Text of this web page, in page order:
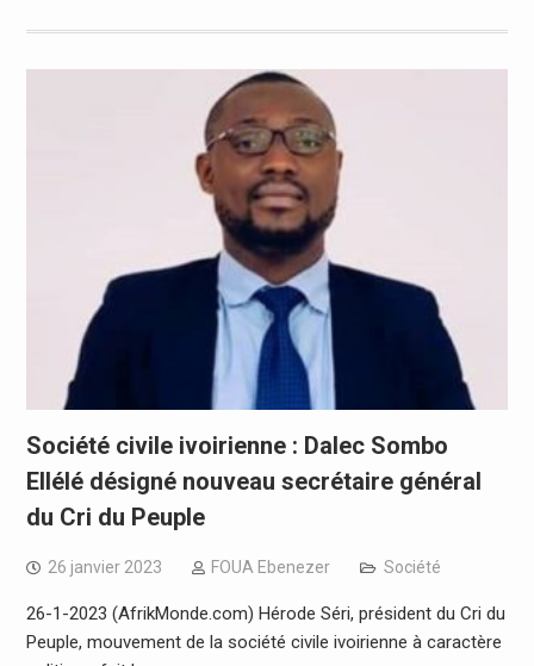
Société civile ivoirienne : Dalec Sombo
Ellélé désigné nouveau secrétaire général
du Cri du Peuple
26 janvier 2023 FOUA Ebenezer Société
26-1-2023 (AfrikMonde.com) Hérode Séri, président du Cri du
Peuple, mouvement de la société civile ivoirienne à caractère